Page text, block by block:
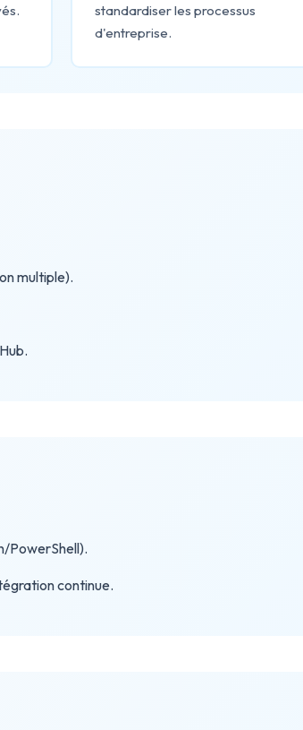
standardiser les processus
d'entreprise.
multiple).
PowerShell).
continue.